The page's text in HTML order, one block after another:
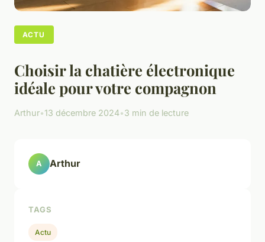
ACTU
Choisir la chatière électronique
idéale pour votre compagnon
Arthur•13 décembre 2024•3 min de lecture
A Arthur
TAGS
Actu